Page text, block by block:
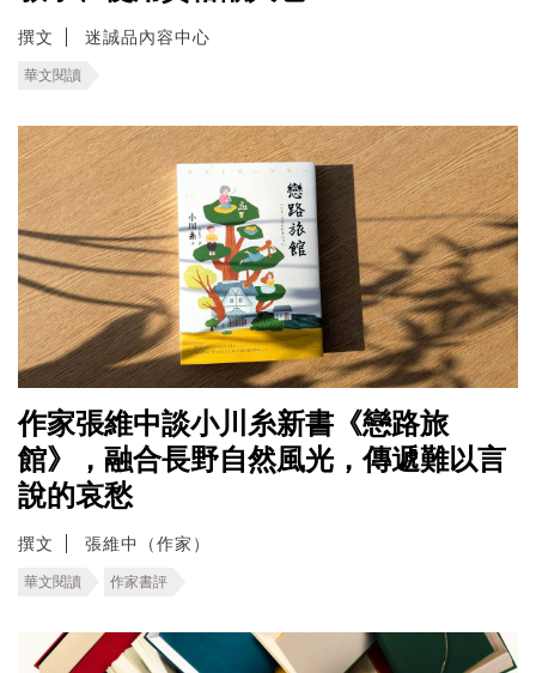
撰文 迷誠品內容中心
華文閱讀
作家張維中談小川糸新書《戀路旅
館》，融合長野自然風光，傳遞難以言
說的哀愁
撰文 張維中（作家）
華文閱讀 作家書評